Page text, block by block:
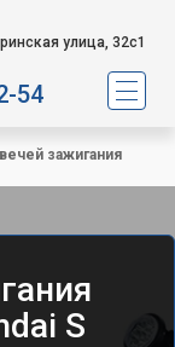
улица, 32с1
54
зажигания
S